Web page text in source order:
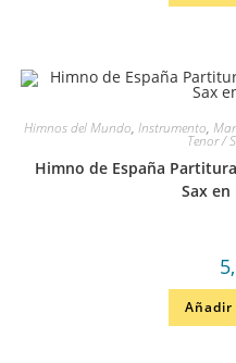
Himnos del Mundo, Instrumento,
Tenor /
Himno de España
Sax en